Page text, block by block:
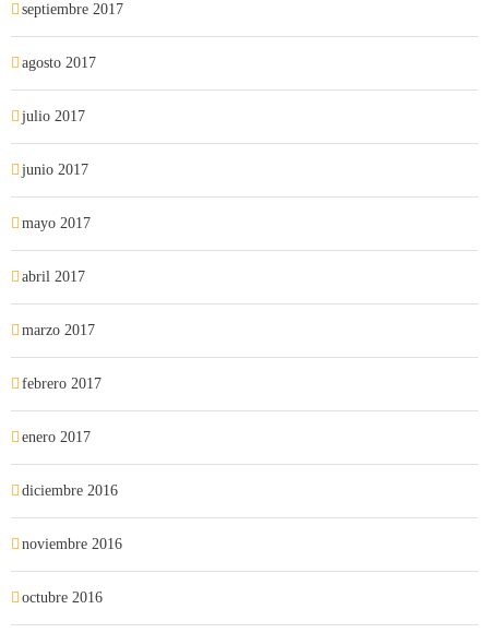
septiembre 2017
agosto 2017
julio 2017
junio 2017
mayo 2017
abril 2017
marzo 2017
febrero 2017
enero 2017
diciembre 2016
noviembre 2016
octubre 2016